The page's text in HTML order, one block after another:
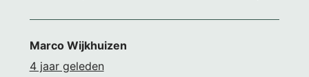
Marco Wijkhuizen
4 jaar geleden